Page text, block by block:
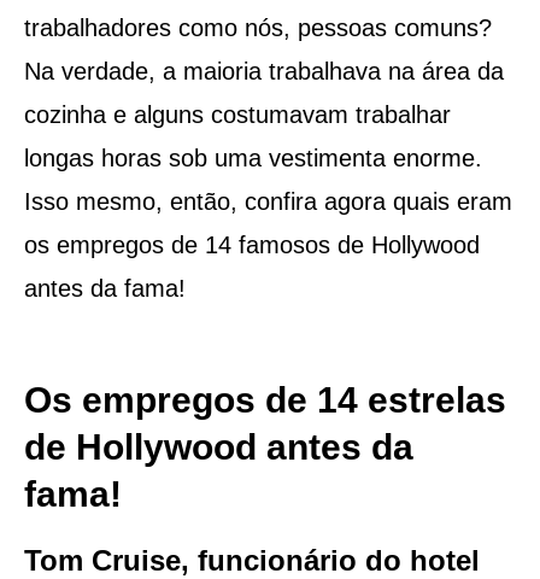
trabalhadores como nós, pessoas comuns?
Na verdade, a maioria trabalhava na área da
cozinha e alguns costumavam trabalhar
longas horas sob uma vestimenta enorme.
Isso mesmo, então, confira agora quais eram
os empregos de 14 famosos de Hollywood
antes da fama!
Os empregos de 14 estrelas
de Hollywood antes da
fama!
Tom Cruise, funcionário do hotel